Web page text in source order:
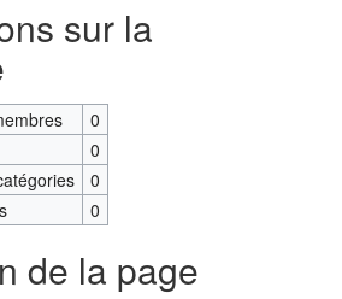
sur la
0
0
0
0
de la page